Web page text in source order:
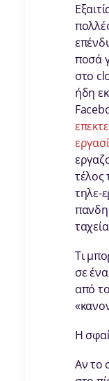
ποσά
στο
ήδη
τέλος
τηλε-
Τι
σε
από
Η
Αν το